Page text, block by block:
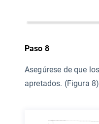
Paso 8
Asegúrese de que
apretados. (Figura 8)